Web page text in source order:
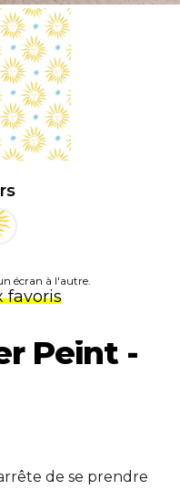
écran à l'autre.
favoris
Peint -
de se prendre